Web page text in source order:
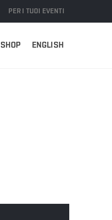
PER I TUOI EVENTI
SHOP ENGLISH